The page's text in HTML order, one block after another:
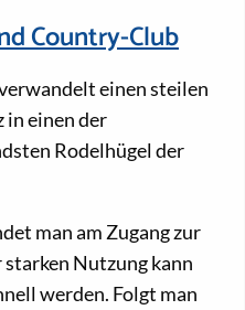
Country-Club
einen steilen
in einen der
Rodelhügel der
man am Zugang zur
Nutzung kann
werden. Folgt man